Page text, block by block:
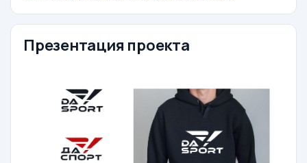
Презентация проекта